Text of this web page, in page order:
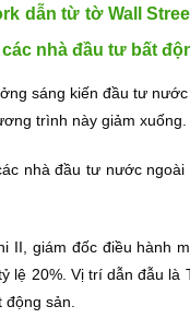
dẫn từ tờ Wall
nhà đầu tư bất
sáng kiến đầu tư
trình này giảm xuống.
nhà đầu tư nước
II, giám đốc điều hành
lệ 20%. Vị trí dẫn đẫu
sản.